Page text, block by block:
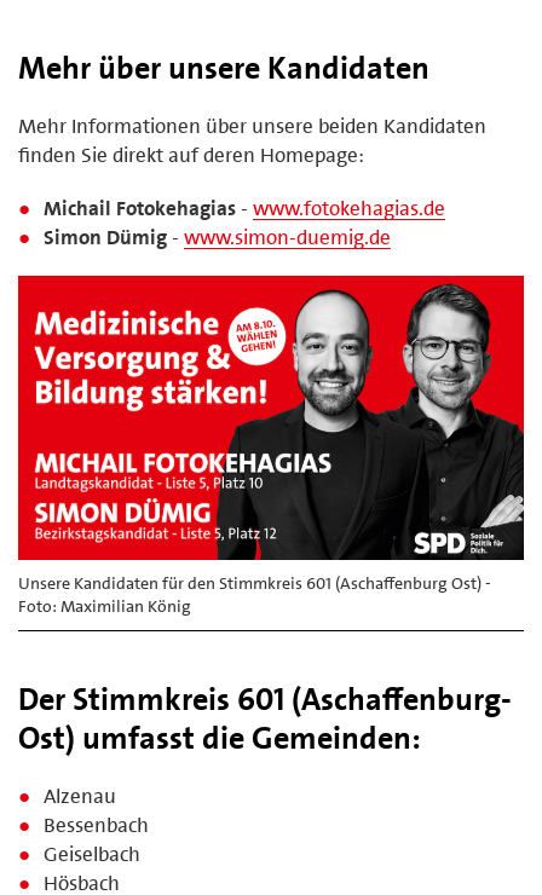
Mehr über unsere Kandidaten
Mehr Informationen über unsere beiden Kandidaten
finden Sie direkt auf deren Homepage:
Michail Fotokehagias-www.fotokehagias.de
Simon Dümig-www.simon-duemig.de
Unsere Kandidaten für den Stimmkreis 601 (Aschaffenburg Ost) -
Foto: Maximilian König
Der Stimmkreis 601 (Aschaffenburg-
Ost) umfasst die Gemeinden:
Alzenau
Bessenbach
Geiselbach
Hösbach